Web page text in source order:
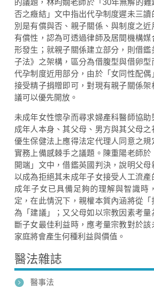
的議題，林昀嫺老師於「30年無解的
否之癥結」文中指出代孕制度遲未三讀
別是有償與否、親子關係、與制度之近
有償性，認為可透過律師及居間機構媒
形發生；就親子關係建立部分，則借鑑
子法》之架構，區分為借腹型與借卵型
代孕制度近用部分，由於「女同性配偶
接受精子捐贈即可，對現有親子關係架
議可以優先開放。
未成年女性懷孕而尋求婦產科醫師協助
成年人本身、其父母、男方與其父母之
優生保健法上應得法定代理人同意之規
實務上備感棘手之議題。陳重陽老師於
開端」文中，借鑑英國判決，說明父母
以成為拒絕其未成年子女接受人工流產
成年子女已具備足夠的理解與智識時
定，在此情況下，親權本質內涵將從「
為「建議」；又父母如以宗教因素考量
斷子女最佳利益時，應考量宗教對於
家庭將會產生何種利益與價值。
醫法雜誌
醫事法